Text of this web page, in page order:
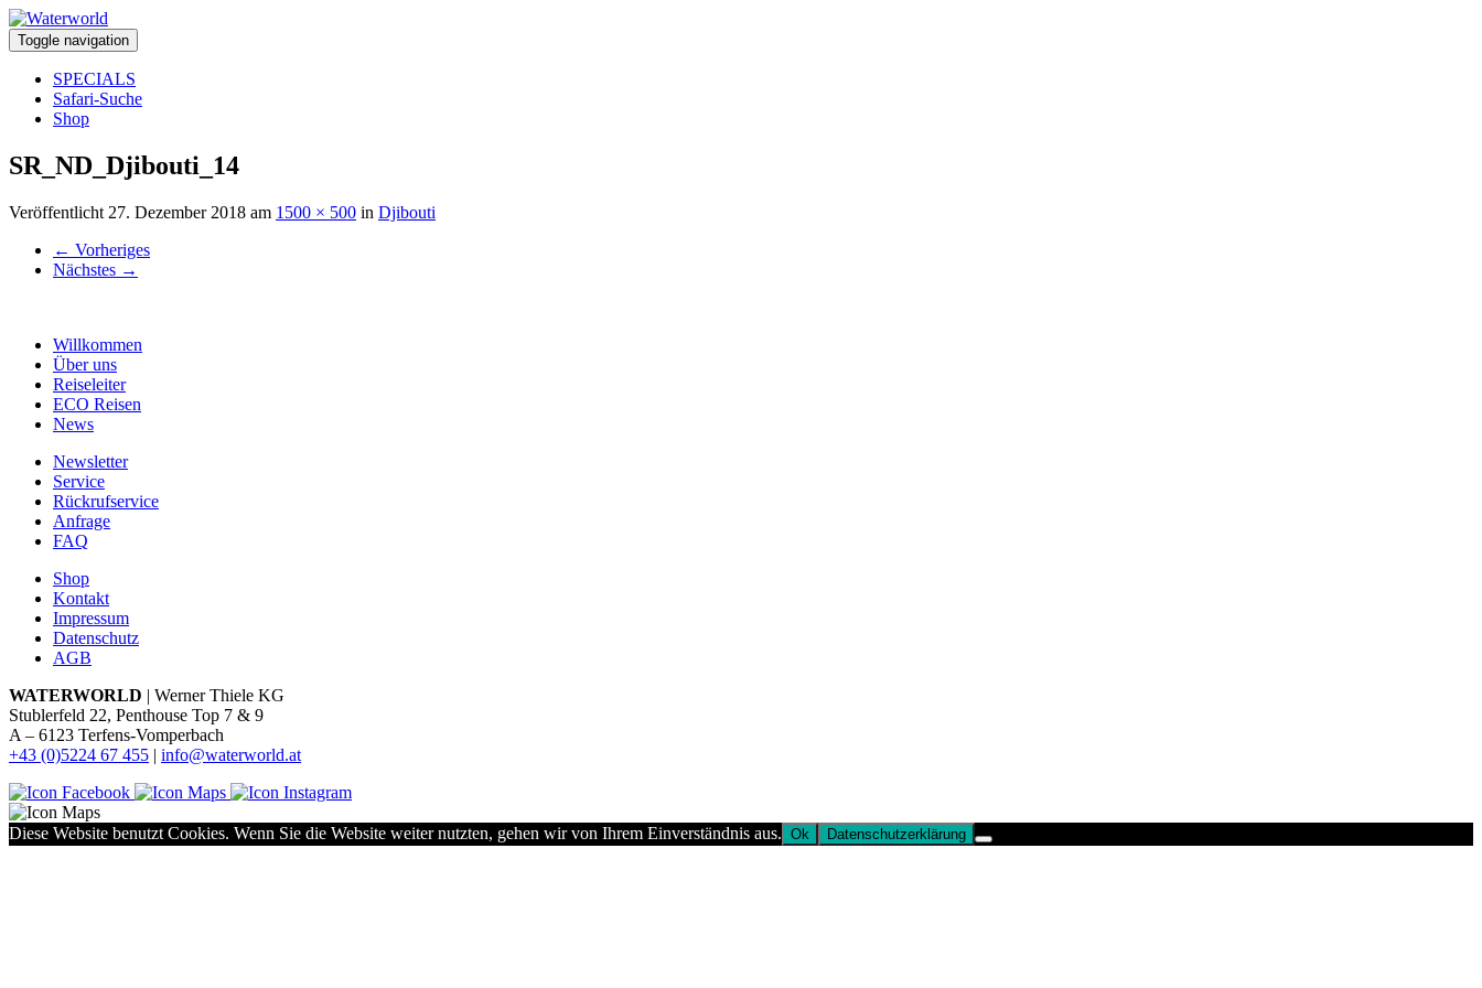
Toggle navigation
SPECIALS
Safari-Suche
Shop
SR_ND_Djibouti_14
Veröffentlicht 27. Dezember 2018 am 1500 × 500 in Djibouti
← Vorheriges
Nächstes →
Willkommen
Über uns
Reiseleiter
ECO Reisen
News
Newsletter
Service
Rückrufservice
Anfrage
FAQ
Shop
Kontakt
Impressum
Datenschutz
AGB
WATERWORLD | Werner Thiele KG
Stublerfeld 22, Penthouse Top 7 & 9
A – 6123 Terfens-Vomperbach
+43 (0)5224 67 455 | info@waterworld.at
Diese Website benutzt Cookies. Wenn Sie die Website weiter nutzten, gehen wir von Ihrem Einverständnis aus. Ok Datenschutzerklärung